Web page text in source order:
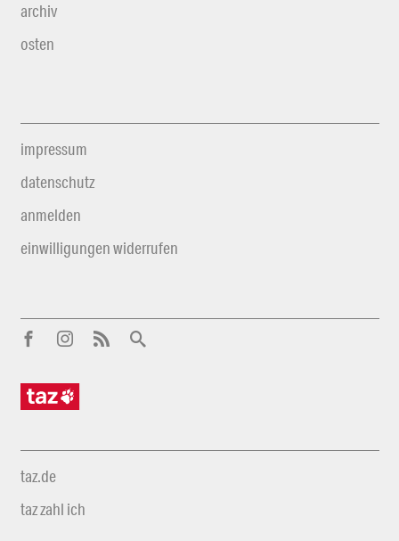
archiv
osten
impressum
datenschutz
anmelden
einwilligungen widerrufen
taz.de
taz zahl ich